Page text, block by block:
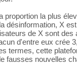
proportion la plus
désinformation, X
de X sont des
d'entre eux crée
termes, cette
fausses nouvelles